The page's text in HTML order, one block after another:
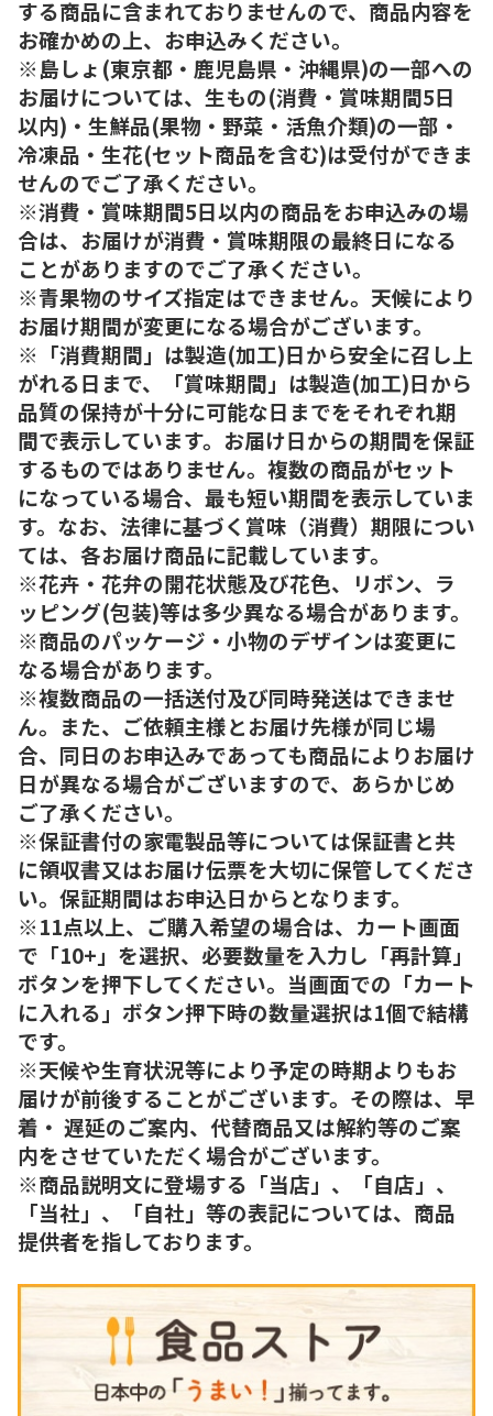
する商品に含まれておりませんので、商品内容を
お確かめの上、お申込みください。
※島しょ(東京都・鹿児島県・沖縄県)の一部への
お届けについては、生もの(消費・賞味期間5日
以内)・生鮮品(果物・野菜・活魚介類)の一部・
冷凍品・生花(セット商品を含む)は受付ができま
せんのでご了承ください。
※消費・賞味期間5日以内の商品をお申込みの場
合は、お届けが消費・賞味期限の最終日になる
ことがありますのでご了承ください。
※青果物のサイズ指定はできません。天候により
お届け期間が変更になる場合がございます。
※「消費期間」は製造(加工)日から安全に召し上
がれる日まで、「賞味期間」は製造(加工)日から
品質の保持が十分に可能な日までをそれぞれ期
間で表示しています。お届け日からの期間を保証
するものではありません。複数の商品がセット
になっている場合、最も短い期間を表示していま
す。なお、法律に基づく賞味（消費）期限につい
ては、各お届け商品に記載しています。
※花卉・花弁の開花状態及び花色、リボン、ラ
ッピング(包装)等は多少異なる場合があります。
※商品のパッケージ・小物のデザインは変更に
なる場合があります。
※複数商品の一括送付及び同時発送はできませ
ん。また、ご依頼主様とお届け先様が同じ場
合、同日のお申込みであっても商品によりお届け
日が異なる場合がございますので、あらかじめ
ご了承ください。
※保証書付の家電製品等については保証書と共
に領収書又はお届け伝票を大切に保管してくださ
い。保証期間はお申込日からとなります。
※11点以上、ご購入希望の場合は、カート画面
で「10+」を選択、必要数量を入力し「再計算」
ボタンを押下してください。当画面での「カート
に入れる」ボタン押下時の数量選択は1個で結構
です。
※天候や生育状況等により予定の時期よりもお
届けが前後することがございます。その際は、早
着・ 遅延のご案内、代替商品又は解約等のご案
内をさせていただく場合がございます。
※商品説明文に登場する「当店」、「自店」、
「当社」、「自社」等の表記については、商品
提供者を指しております。